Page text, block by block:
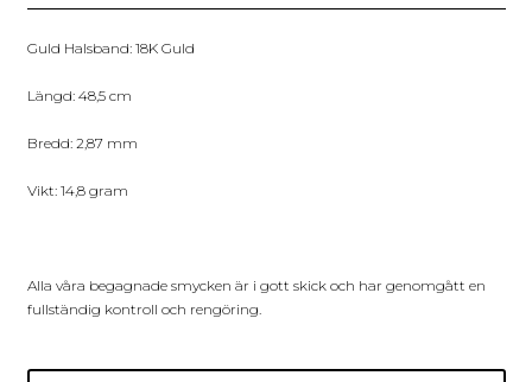
Guld Halsband: 18K Guld
Längd: 48,5 cm
Bredd: 2,87 mm
Vikt: 14,8 gram
Alla våra begagnade smycken är i gott skick och har genomgått en
fullständig kontroll och rengöring.